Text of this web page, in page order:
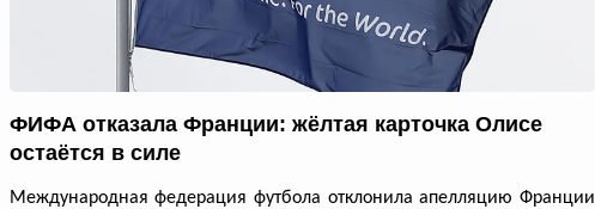
ФИФА отказала Франции: жёлтая карточка Олисе
остаётся в силе
Международная федерация футбола отклонила апелляцию Франции